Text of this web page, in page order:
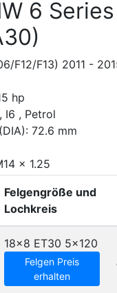
6
F12/F13) 2011 -
hp
I6 , Petrol
72.6 mm
x 1.25
Felgengröße und
Lochkreis
18x8 ET30 5x120
Felgen Preis
erhalten